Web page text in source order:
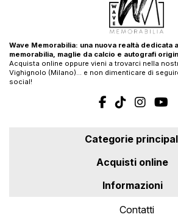
Wave Memorabilia: una nuova realtà dedicata
memorabilia, maglie da calcio e autografi
Acquista online oppure vieni a trovarci nella
Vighignolo (Milano)… e non dimenticare di
social!
Categorie
Acquisti online
Informazioni
Contatti